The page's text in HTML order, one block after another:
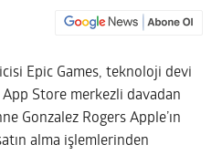
Epic Games, teknoloji devi
App Store merkezli davadan
Gonzalez Rogers Apple’ın
alma işlemlerinden